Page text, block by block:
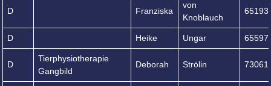
D Franziska
von
Knoblauch
65193
D Heike Ungar 65597
D
Tierphysiotherapie
Gangbild
Deborah Strölin 73061